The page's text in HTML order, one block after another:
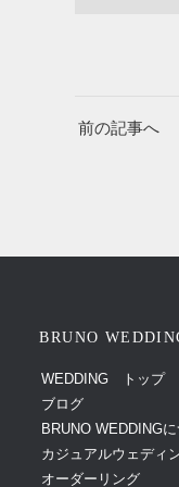
前の記事へ
BRUNO
WEDDING トップ
ブログ
BRUNO WEDDING
カジュアルウェディ
オーダーリング